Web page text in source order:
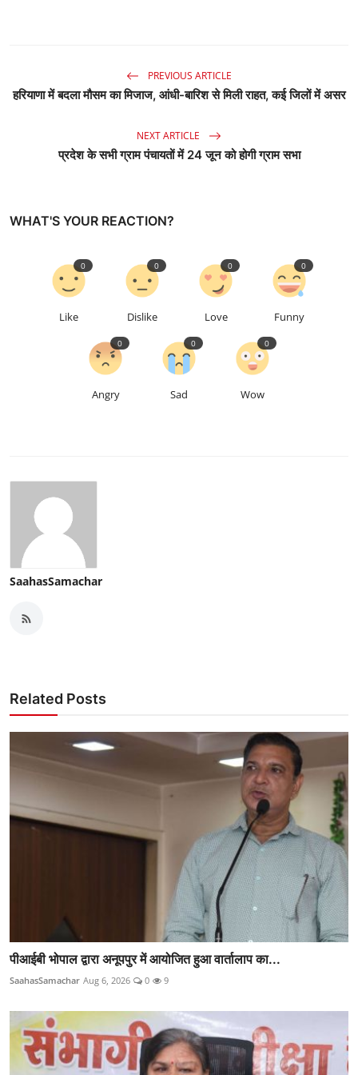
PREVIOUS ARTICLE
हरियाणा में बदला मौसम का मिजाज, आंधी-बारिश से मिली राहत, कई जिलों में असर
NEXT ARTICLE
प्रदेश के सभी ग्राम पंचायतों में 24 जून को होगी ग्राम सभा
WHAT'S YOUR REACTION?
Like
0
Dislike
0
Love
0
Funny
0
Angry
0
Sad
0
Wow
0
SaahasSamachar
Related Posts
पीआईबी भोपाल द्वारा अनूपपुर में आयोजित हुआ वार्तालाप का...
SaahasSamachar Aug 6, 2026 0 9